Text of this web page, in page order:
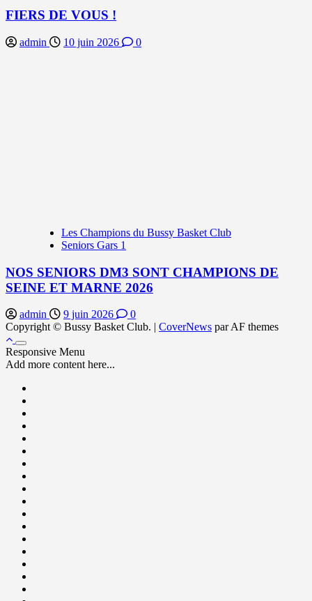
FIERS DE VOUS !
admin 10 juin 2026 0
Les Champions du Bussy Basket Club
Seniors Gars 1
NOS SENIORS DM3 SONT CHAMPIONS DE
SEINE ET MARNE 2026
admin 9 juin 2026
0
Copyright © Bussy Basket Club. | CoverNews par AF themes
Responsive Menu
Add more content here...